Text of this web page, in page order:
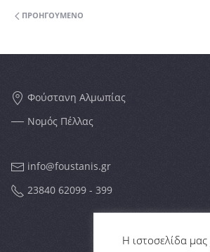
ΠΡΟΗΓΟΎΜΕΝΟ
Φούστανη Αλμωπίας
Νομός Πέλλας
info@foustanis.gr
23840 62099 - 399
Η ιστοσελίδα μας